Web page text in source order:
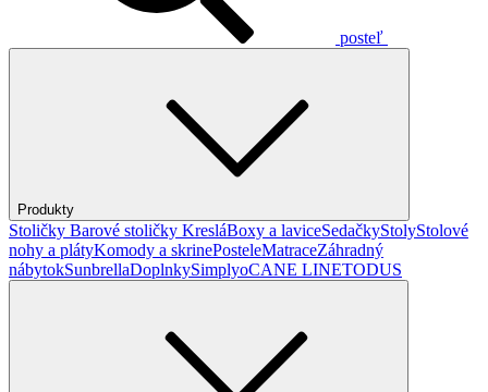
posteľ
Produkty
Stoličky Barové stoličky KresláBoxy a laviceSedačkyStolyStolové
nohy a plátyKomody a skrinePosteleMatraceZáhradný
nábytokSunbrellaDoplnkySimplyoCANE LINETODUS